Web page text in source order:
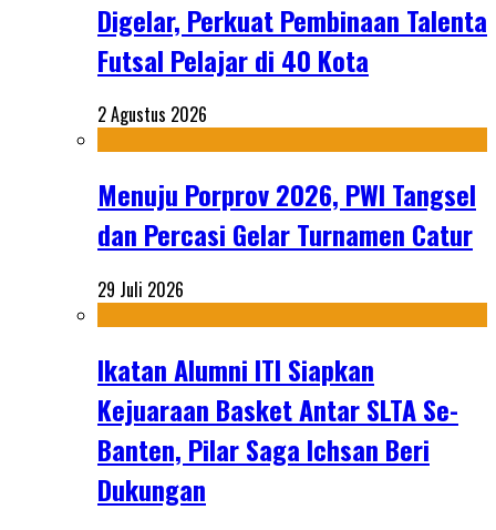
Digelar, Perkuat Pembinaan Talenta
Futsal Pelajar di 40 Kota
2 Agustus 2026
Menuju Porprov 2026, PWI Tangsel
dan Percasi Gelar Turnamen Catur
29 Juli 2026
Ikatan Alumni ITI Siapkan
Kejuaraan Basket Antar SLTA Se-
Banten, Pilar Saga Ichsan Beri
Dukungan